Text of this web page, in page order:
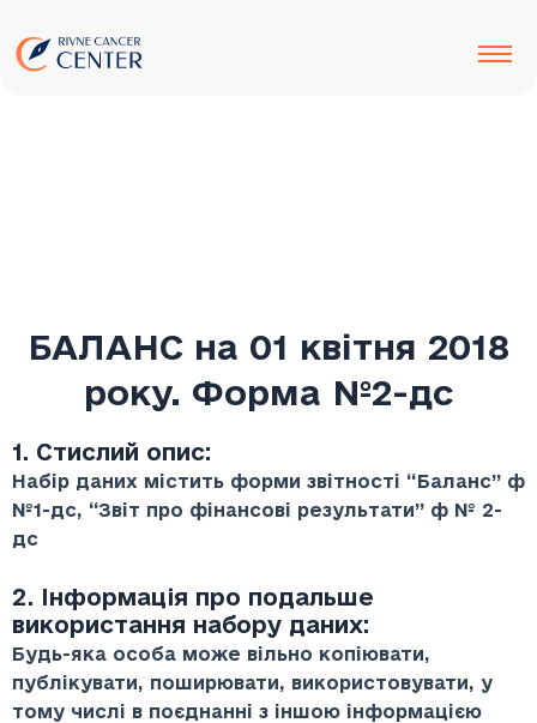
до
вмісту
БАЛАНС на 01 квітня 2018
року. Форма №2-дс
1. Стислий опис:
Набір даних містить форми звітності “Баланс” ф
№1-дс, “Звіт про фінансові результати” ф № 2-
дс
2. Інформація про подальше
використання набору даних:
Будь-яка особа може вільно копіювати,
публікувати, поширювати, використовувати, у
тому числі в поєднанні з іншою інформацією